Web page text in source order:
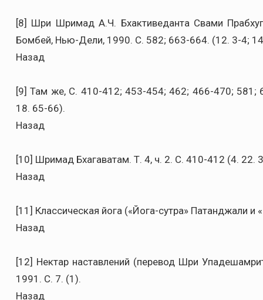
[8] Шри Шримад А.Ч. Бхактиведанта Свами
Бомбей, Нью-Дели, 1990. C. 582; 663-664. (12. 3-4;
Назад
[9] Там же, C. 410-412; 453-454; 462; 466-470;
18. 65-66).
Назад
[10] Шримад Бхагаватам. Т. 4, ч. 2. C. 410-412 (4. 22.
Назад
[11] Классическая йога («Йога-сутра» Патанджали
Назад
[12] Нектар наставлений (перевод Шри
1991. C. 7. (1).
Назад